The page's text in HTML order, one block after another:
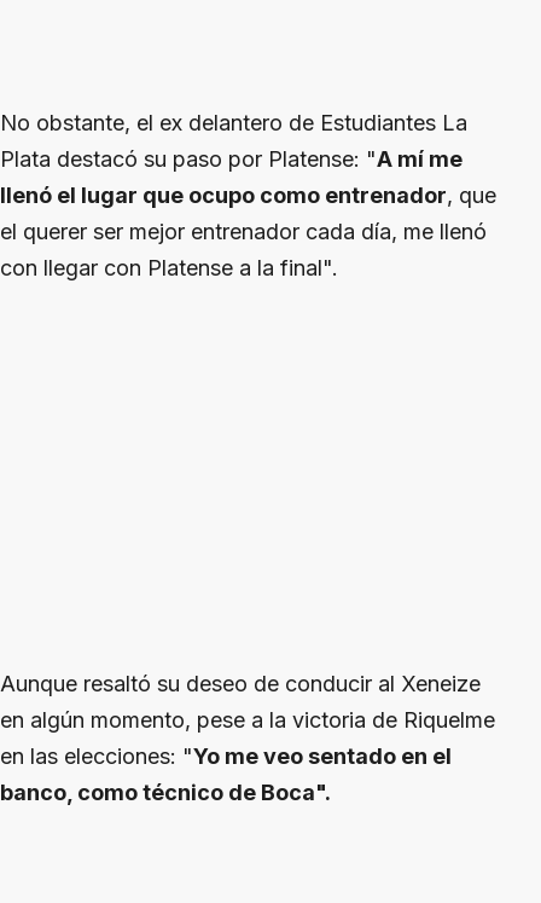
No obstante, el ex delantero de Estudiantes La
Plata destacó su paso por Platense: "A mí me
llenó el lugar que ocupo como entrenador, que
el querer ser mejor entrenador cada día, me llenó
con llegar con Platense a la final".
Aunque resaltó su deseo de conducir al Xeneize
en algún momento, pese a la victoria de Riquelme
en las elecciones: "Yo me veo sentado en el
banco, como técnico de Boca".